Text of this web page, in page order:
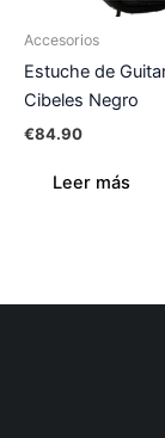
Accesorios
Estuche de
Cibeles Negro
€84.90
Leer más